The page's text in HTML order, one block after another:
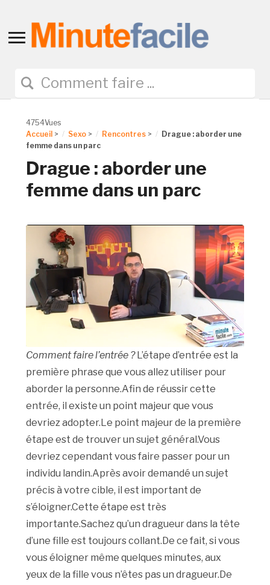
Toggle
navigation
4754Vues
Accueil > Sexo > Rencontres >
Drague : aborder une
femme dans un parc
Drague : aborder une
femme dans un parc
Comment faire l’entrée ?L’étape d’entrée est la
première phrase que vous allez utiliser pour
aborder la personne.Afin de réussir cette
entrée, il existe un point majeur que vous
devriez adopter.Le point majeur de la première
étape est de trouver un sujet général.Vous
devriez cependant vous faire passer pour un
individu landin.Après avoir demandé un sujet
précis à votre cible, il est important de
s’éloigner.Cette étape est très
importante.Sachez qu’un dragueur dans la tête
d’une fille est toujours collant.De ce fait, si vous
vous éloigner même quelques minutes, aux
yeux de la fille vous n’êtes pas un dragueur.De